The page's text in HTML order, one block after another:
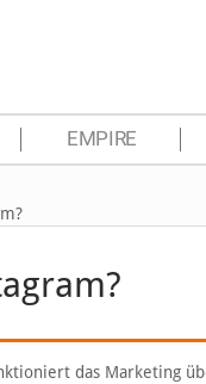
EMPIRE
das Marketing